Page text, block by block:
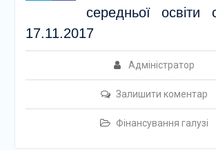
середньої освіти
17.11.2017
Адміністратор
Залишити коментар
Фінансування галузі